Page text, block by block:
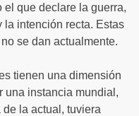
que declare la guerra,
la intención recta. Estas
se dan actualmente.
tienen una dimensión
una instancia mundial,
la actual, tuviera